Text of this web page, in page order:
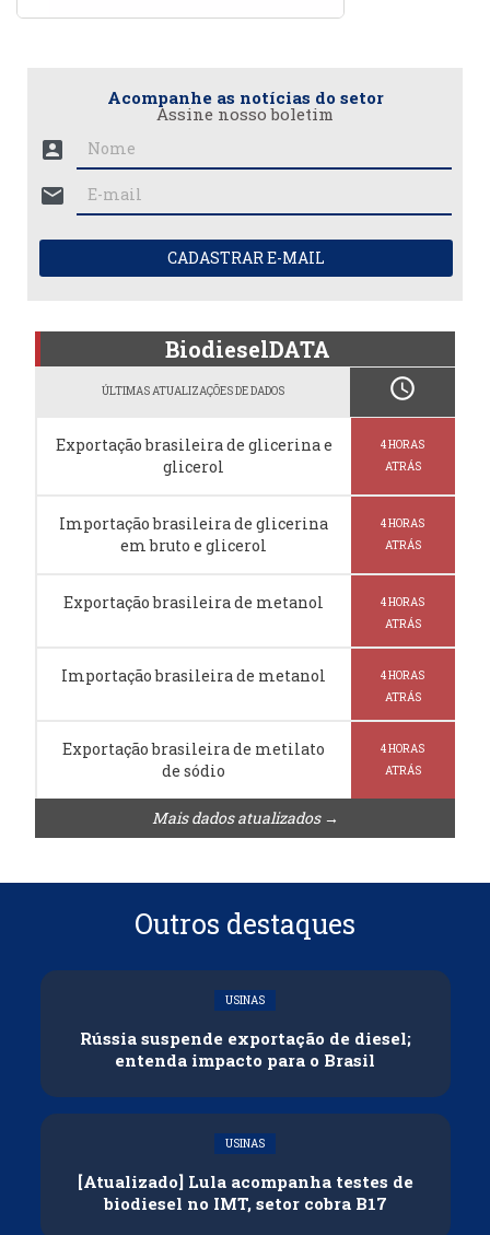
Acompanhe as notícias do setor
Assine nosso boletim
account_box
mail
CADASTRAR E-MAIL
BiodieselDATA
ÚLTIMAS ATUALIZAÇÕES DE DADOS schedule
Exportação brasileira de glicerina e
glicerol
4 HORAS
ATRÁS
Importação brasileira de glicerina
em bruto e glicerol
4 HORAS
ATRÁS
Exportação brasileira de metanol
4 HORAS
ATRÁS
Importação brasileira de metanol
4 HORAS
ATRÁS
Exportação brasileira de metilato
de sódio
4 HORAS
ATRÁS
Mais dados atualizados →
Outros destaques
USINAS
Rússia suspende exportação de diesel;
entenda impacto para o Brasil
USINAS
[Atualizado] Lula acompanha testes de
biodiesel no IMT, setor cobra B17